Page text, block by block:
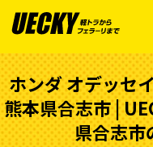
ホンダ オデッセ
熊本県合志市 |
県合志市